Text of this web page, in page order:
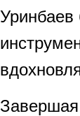
Уринбаев